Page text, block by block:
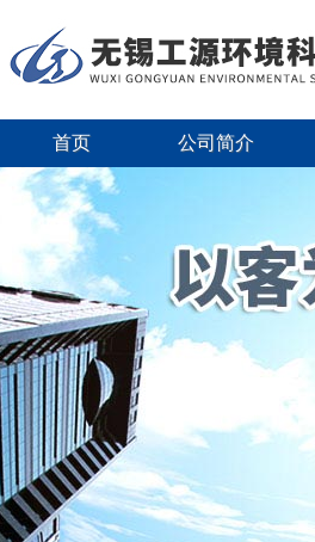
首页 公司简介